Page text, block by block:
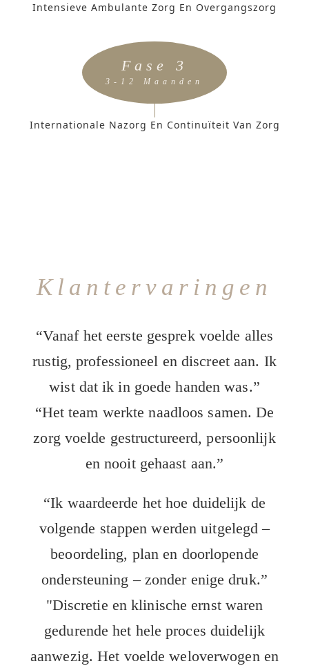
Intensieve Ambulante Zorg En Overgangszorg
Fase 3
3-12 Maanden
Internationale Nazorg En Continuïteit Van Zorg
Klantervaringen
“Vanaf het eerste gesprek voelde alles
rustig, professioneel en discreet aan. Ik
wist dat ik in goede handen was.”
“Het team werkte naadloos samen. De
zorg voelde gestructureerd, persoonlijk
en nooit gehaast aan.”
“Ik waardeerde het hoe duidelijk de
volgende stappen werden uitgelegd –
beoordeling, plan en doorlopende
ondersteuning – zonder enige druk.”
"Discretie en klinische ernst waren
gedurende het hele proces duidelijk
aanwezig. Het voelde weloverwogen en